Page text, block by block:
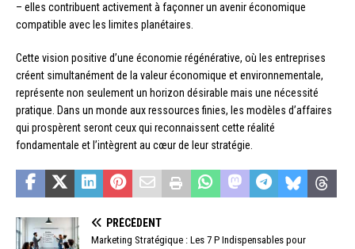
– elles contribuent activement à façonner un avenir économique
compatible avec les limites planétaires.
Cette vision positive d’une économie régénérative, où les entreprises
créent simultanément de la valeur économique et environnementale,
représente non seulement un horizon désirable mais une nécessité
pratique. Dans un monde aux ressources finies, les modèles d’affaires
qui prospèrent seront ceux qui reconnaissent cette réalité
fondamentale et l’intègrent au cœur de leur stratégie.
PRÉCÉDENT
Marketing Stratégique : Les 7 P Indispensables pour